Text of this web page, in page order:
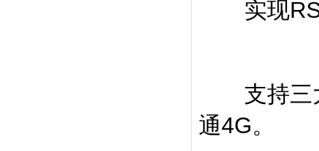
实现
支持三大
通4G。